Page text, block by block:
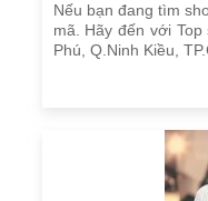
Nếu bạn đang tìm
mã. Hãy đến với
Phú, Q.Ninh Kiều,